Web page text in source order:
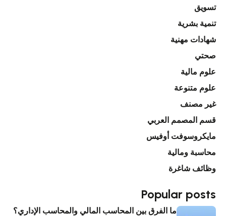
تسويق
تنمية بشرية
شهادات مهنية
صحتي
علوم مالية
علوم متنوعة
غير مصنف
قسم المصمم العربي
مايكروسوفت أوفيس
محاسبة ومالية
وظائف شاغرة
Popular posts
ما الفرق بين المحاسب المالي والمحاسب الإداري؟